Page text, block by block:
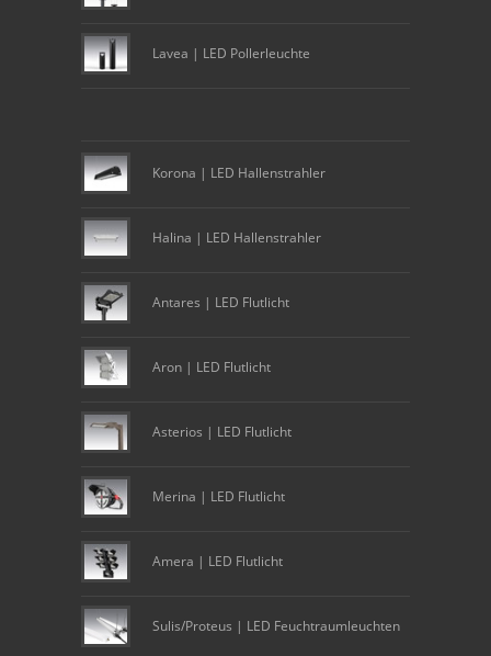
Lavea | LED Pollerleuchte
Korona | LED Hallenstrahler
Halina | LED Hallenstrahler
Antares | LED Flutlicht
Aron | LED Flutlicht
Asterios | LED Flutlicht
Merina | LED Flutlicht
Amera | LED Flutlicht
Sulis/Proteus | LED Feuchtraumleuchten